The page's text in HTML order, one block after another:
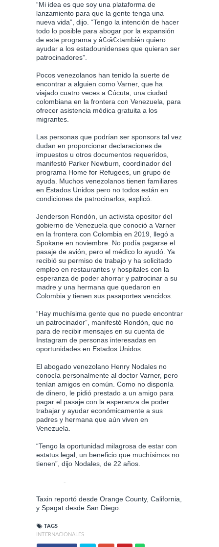
“Mi idea es que soy una plataforma de
lanzamiento para que la gente tenga una
nueva vida”, dijo. “Tengo la intención de hacer
todo lo posible para abogar por la expansión
de este programa y â€‹â€‹también quiero
ayudar a los estadounidenses que quieran ser
patrocinadores”.
Pocos venezolanos han tenido la suerte de
encontrar a alguien como Varner, que ha
viajado cuatro veces a Cúcuta, una ciudad
colombiana en la frontera con Venezuela, para
ofrecer asistencia médica gratuita a los
migrantes.
Las personas que podrían ser sponsors tal vez
dudan en proporcionar declaraciones de
impuestos u otros documentos requeridos,
manifestó Parker Newburn, coordinador del
programa Home for Refugees, un grupo de
ayuda. Muchos venezolanos tienen familiares
en Estados Unidos pero no todos están en
condiciones de patrocinarlos, explicó.
Jenderson Rondón, un activista opositor del
gobierno de Venezuela que conoció a Varner
en la frontera con Colombia en 2019, llegó a
Spokane en noviembre. No podía pagarse el
pasaje de avión, pero el médico lo ayudó. Ya
recibió su permiso de trabajo y ha solicitado
empleo en restaurantes y hospitales con la
esperanza de poder ahorrar y patrocinar a su
madre y una hermana que quedaron en
Colombia y tienen sus pasaportes vencidos.
“Hay muchísima gente que no puede encontrar
un patrocinador”, manifestó Rondón, que no
para de recibir mensajes en su cuenta de
Instagram de personas interesadas en
oportunidades en Estados Unidos.
El abogado venezolano Henry Nodales no
conocía personalmente al doctor Varner, pero
tenían amigos en común. Como no disponía
de dinero, le pidió prestado a un amigo para
pagar el pasaje con la esperanza de poder
trabajar y ayudar económicamente a sus
padres y hermana que aún viven en
Venezuela.
“Tengo la oportunidad milagrosa de estar con
estatus legal, un beneficio que muchísimos no
tienen”, dijo Nodales, de 22 años.
————-
Taxin reportó desde Orange County, California,
y Spagat desde San Diego.
TAGS
INTERNACIONALES